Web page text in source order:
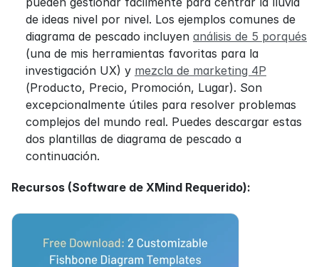
de ideas nivel por nivel. Los ejemplos comunes de
diagrama de pescado incluyen análisis de 5 porqués
(una de mis herramientas favoritas para la
investigación UX) y mezcla de marketing 4P
(Producto, Precio, Promoción, Lugar). Son
excepcionalmente útiles para resolver problemas
complejos del mundo real. Puedes descargar estas
dos plantillas de diagrama de pescado a
continuación.
Recursos (Software de XMind Requerido):